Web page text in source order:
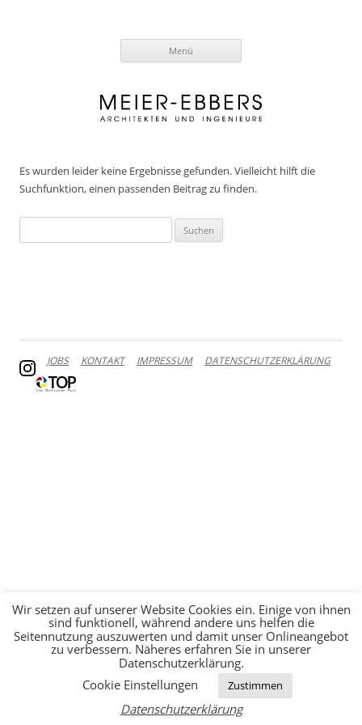
Menü
Es wurden leider keine Ergebnisse gefunden. Vielleicht hilft die
Suchfunktion, einen passenden Beitrag zu finden.
nach:
JOBS KONTAKT IMPRESSUM DATENSCHUTZERKLÄRUNG
Wir setzen auf unserer Website Cookies ein. Einige von ihnen
sind funktionell, während andere uns helfen die
Seitennutzung auszuwerten und damit unser Onlineangebot
zu verbessern. Näheres erfahren Sie in unserer
Datenschutzerklärung.
Cookie Einstellungen
Zustimmen
Datenschutzerklärung